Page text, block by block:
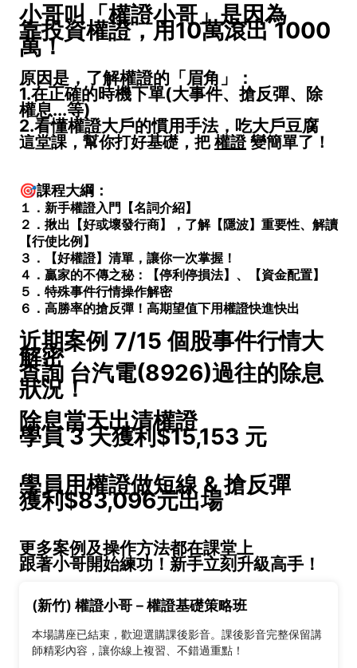
小哥叫「權證小哥」是因為
靠投資權證，用10萬滾出 1000
萬！
原因是，了解權證的「眉角」：
1.在正確的時機下單(大事件、搶反彈、除
權息...等)
2.看懂權證大戶的慣用手法，吃大戶豆腐
這堂課，幫你打好基礎，把 權證變簡單了！
🎯課程大綱：
１．新手權證入門【名詞介紹】
２．揪出【好或壞發行商】，了解【隱波】重要性、解讀
【行使比例】
３．【好權證】清單，讓你一次掌握！
４．贏家的不傳之秘：【停利停損法】、【資金配置】
５．特殊事件行情操作解密
６．高勝率的搶反彈！高期望值下用權證快進快出
近期案例 7/15 個股事件行情大
解密
查詢 台汽電(8926)過往的除息
狀況！
除息當天出清權證
學員 3 天獲利$15,153 元
學員用權證做短線 & 搶反彈
獲利$83,096元出場
更多案例及操作方法都在課堂上
跟著小哥開始練功！新手立刻升級高手！
(新竹) 權證小哥－權證基礎策略班
本場講座已結束，歡迎選購課後影音。課後影音完整保留講
師精彩內容，讓你線上複習、不錯過重點！